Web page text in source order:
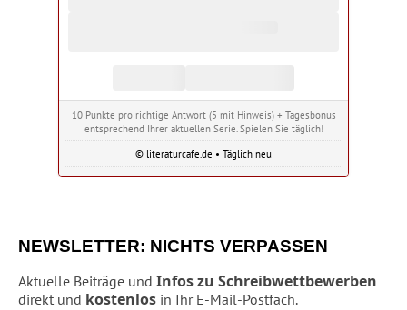
10 Punkte pro richtige Antwort (5 mit Hinweis) + Tagesbonus
entsprechend Ihrer aktuellen Serie. Spielen Sie täglich!
© literaturcafe.de • Täglich neu
NEWSLETTER: NICHTS VERPASSEN
Aktuelle Beiträge und Infos zu Schreibwettbewerben
direkt und kostenlos in Ihr E-Mail-Postfach.